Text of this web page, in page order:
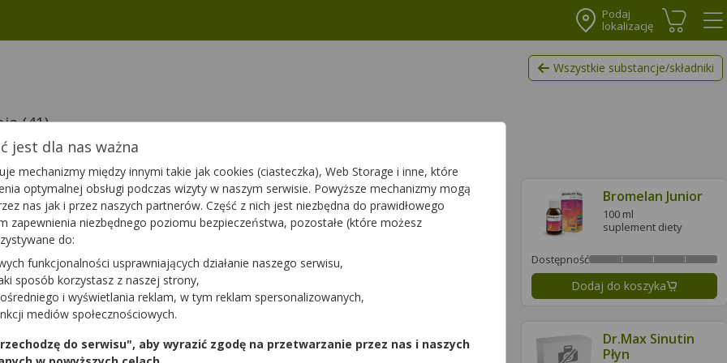
Podaj
lokalizację
Koszyk
Wszystkie substancje/składniki
(41)
Balsam
Jerozolimski Forte
Produkty
200 ml
Dostępność
Dodaj do koszyka
Balsam
Jerozolimski Na
Gardło Z
32 pastyl.
Dostępność
Bromelan Junior
100 ml
suplement diety
Dostępność
Dodaj do koszyka
Cosinus Plus Dr.Max Sinutin
Dr.Max Sinutin
Płyn
jest dla nas ważna
mechanizmy między innymi takie jak cookies (ciasteczka), Web Storage i inne, które
optymalnej obsługi podczas wizyty w naszym serwisie. Powyższe mechanizmy mogą
nas jak i przez naszych partnerów. Część z nich jest niezbędna do prawidłowego
zapewnienia niezbędnego poziomu bezpieczeństwa, pozostałe (które możesz
do:
funkcjonalności usprawniających działanie naszego serwisu,
sposób korzystasz z naszej strony,
i wyświetlania reklam, w tym reklam spersonalizowanych,
mediów społecznościowych.
do serwisu", aby wyrazić zgodę na przetwarzanie przez nas i naszych